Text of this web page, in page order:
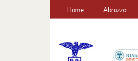
Home Abruzzo